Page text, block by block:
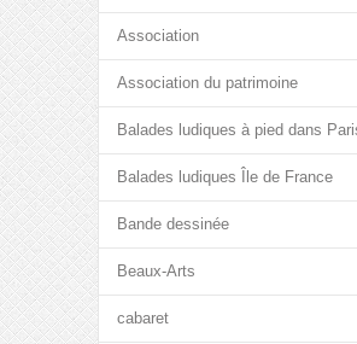
Association
Association du patrimoine
Balades ludiques à pied dans
Balades ludiques Île de France
Bande dessinée
Beaux-Arts
cabaret